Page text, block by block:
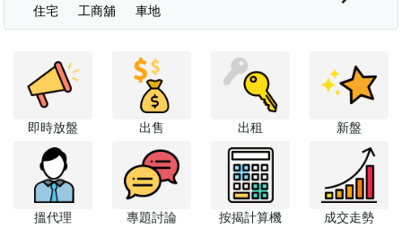
住宅 工商舖 車地
即時放盤 出售 出租 新盤
搵代理 專題討論 按揭計算機 成交走勢